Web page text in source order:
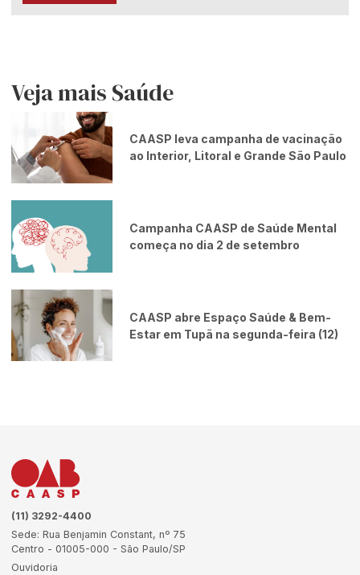
Veja mais Saúde
CAASP leva campanha de vacinação
ao Interior, Litoral e Grande São Paulo
Campanha CAASP de Saúde Mental
começa no dia 2 de setembro
CAASP abre Espaço Saúde & Bem-
Estar em Tupã na segunda-feira (12)
(11) 3292-4400
Sede: Rua Benjamin Constant, nº 75
Centro - 01005-000 - São Paulo/SP
Ouvidoria